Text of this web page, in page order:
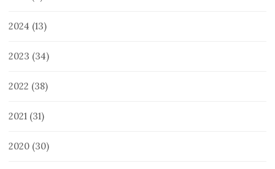
2024 (13)
2023 (34)
2022 (38)
2021 (31)
2020 (30)